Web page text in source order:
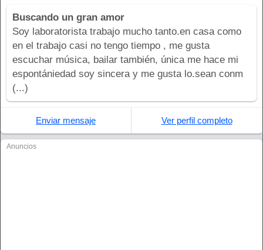
Buscando un gran amor
Soy laboratorista trabajo mucho tanto.en casa como
en el trabajo casi no tengo tiempo , me gusta
escuchar música, bailar también, única me hace mi
espontániedad soy sincera y me gusta lo.sean conm
(...)
Enviar mensaje Ver perfil completo
Anuncios